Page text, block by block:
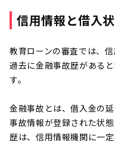
信用情報と借入
教育ローンの審査では、
過去に金融事故歴がある
す。
金融事故とは、借入金の
事故情報が登録された状
歴は、信用情報機関に一定